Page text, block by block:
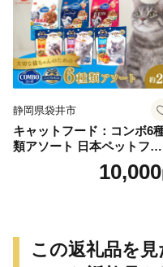
静岡県袋井市
キャットフード：コンボ6
類アソート 日本ペットフー
ド ネコ 猫 愛猫 ケア ペット
えさ セット 健康 栄養 猫用
10,000
この返礼品を